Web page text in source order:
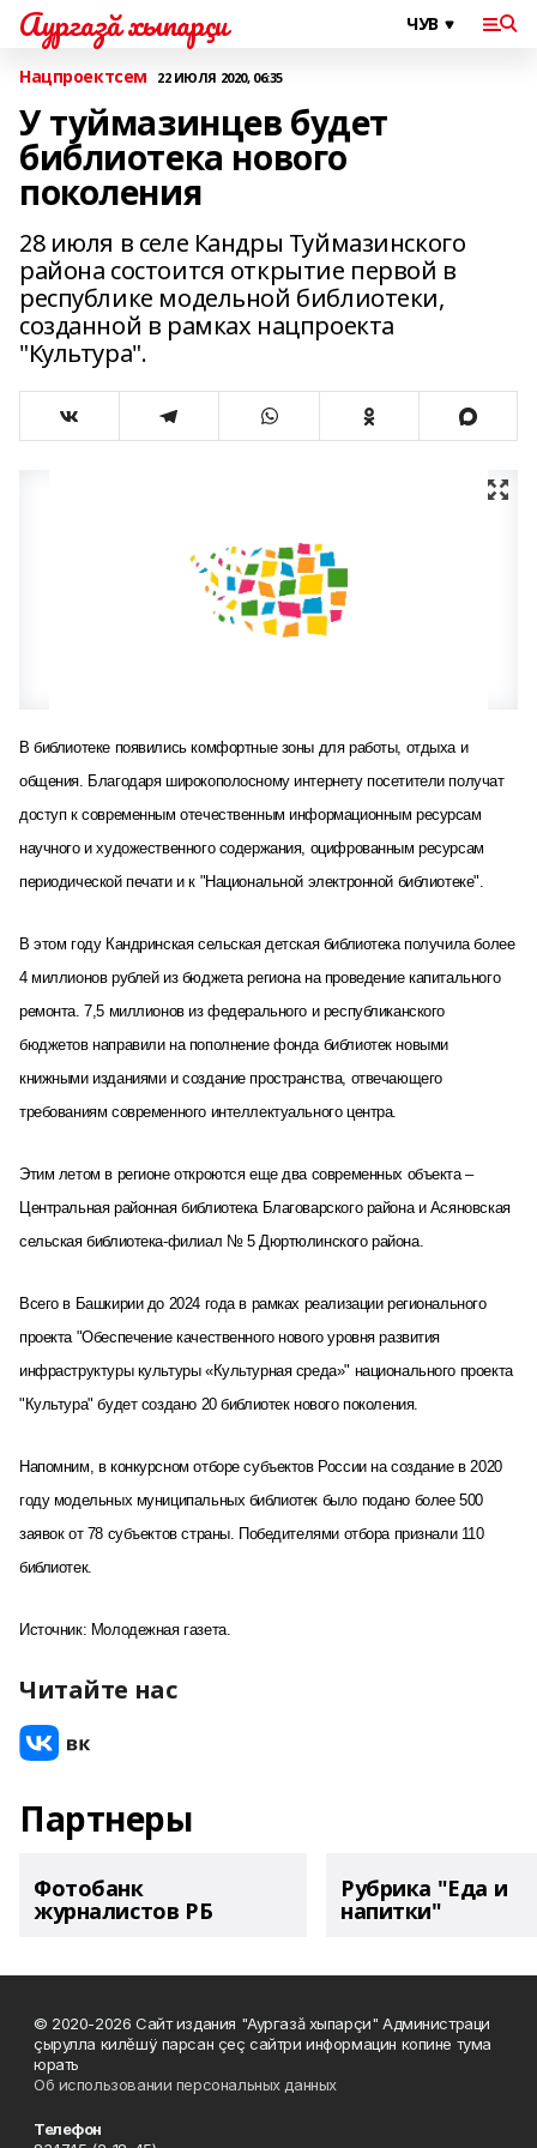
Аургазă хыпарçи
Нацпроектсем 22 ИЮЛЯ 2020, 06:35
У туймазинцев будет
библиотека нового
поколения
28 июля в селе Кандры Туймазинского
района состоится открытие первой в
республике модельной библиотеки,
созданной в рамках нацпроекта
"Культура".
В библиотеке появились комфортные зоны для работы, отдыха и
общения. Благодаря широкополосному интернету посетители получат
доступ к современным отечественным информационным ресурсам
научного и художественного содержания, оцифрованным ресурсам
периодической печати и к "Национальной электронной библиотеке".
В этом году Кандринская сельская детская библиотека получила более
4 миллионов рублей из бюджета региона на проведение капитального
ремонта. 7,5 миллионов из федерального и республиканского
бюджетов направили на пополнение фонда библиотек новыми
книжными изданиями и создание пространства, отвечающего
требованиям современного интеллектуального центра.
Этим летом в регионе откроются еще два современных объекта –
Центральная районная библиотека Благоварского района и Асяновская
сельская библиотека-филиал № 5 Дюртюлинского района.
Всего в Башкирии до 2024 года в рамках реализации регионального
проекта "Обеспечение качественного нового уровня развития
инфраструктуры культуры «Культурная среда»" национального проекта
"Культура" будет создано 20 библиотек нового поколения.
Напомним, в конкурсном отборе субъектов России на создание в 2020
году модельных муниципальных библиотек было подано более 500
заявок от 78 субъектов страны. Победителями отбора признали 110
библиотек.
Источник: Молодежная газета.
Читайте нас
Партнеры
Фотобанк
журналистов РБ
Рубрика "Еда и
напитки"
© 2020-2026 Сайт издания "Аургазă хыпарçи" Администраци
çырулла килĕшÿ парсан çеç сайтри информацин копине тума
юрать
Об использовании персональных данных
Телефон